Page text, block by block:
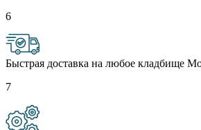
6
Быстрая доставка на любое кладбище
7